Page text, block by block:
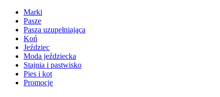
Marki
Pasze
Pasza uzupełniająca
Koń
Jeździec
Moda jeździecka
Stajnia i pastwisko
Pies i kot
Promocje